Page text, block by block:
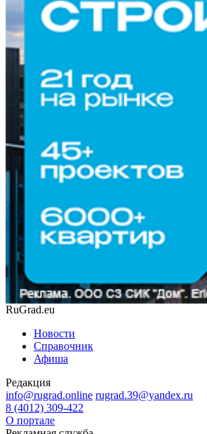
RuGrad.eu
Новости
Справочник
Афиша
Редакция
info@rugrad.online rugrad.39@yandex.ru
8 (4012) 309-422
О портале